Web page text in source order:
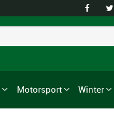
 
Motorsport Winter